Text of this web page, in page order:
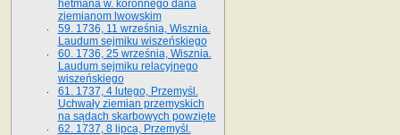
hetmana w. koronnego dana
ziemianom lwowskim
59. 1736, 11 września, Wisznia.
Laudum sejmiku wiszeńskiego
60. 1736, 25 września, Wisznia.
Laudum sejmiku relacyjnego
wiszeńskiego
61. 1737, 4 lutego, Przemyśl.
Uchwały ziemian przemyskich
na sądach skarbowych powzięte
62. 1737, 8 lipca, Przemyśl.